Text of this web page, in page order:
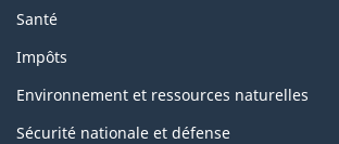
Santé
Impôts
Environnement et ressources naturelles
Sécurité nationale et défense